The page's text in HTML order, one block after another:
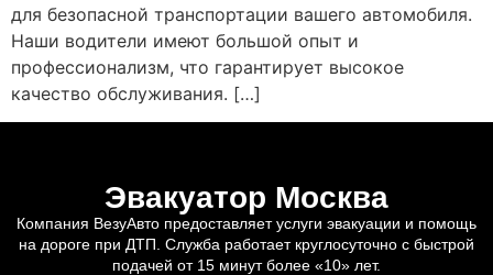
для безопасной транспортации вашего автомобиля.
Наши водители имеют большой опыт и
профессионализм, что гарантирует высокое
качество обслуживания. […]
Эвакуатор Москва
Компания ВезуАвто предоставляет услуги эвакуации и помощь
на дороге при ДТП. Служба работает круглосуточно с быстрой
подачей от 15 минут более «10» лет.